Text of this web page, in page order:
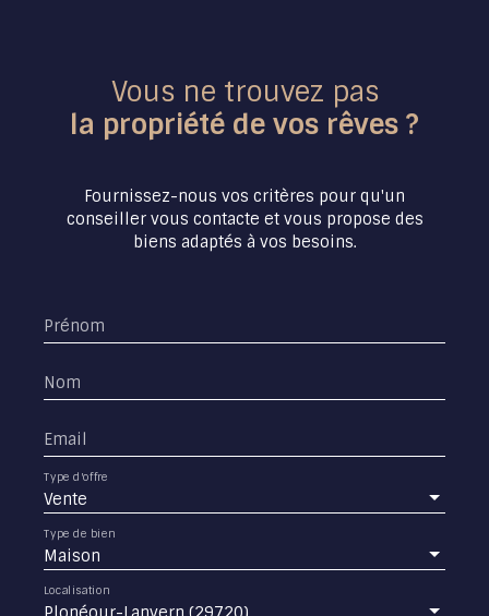
Vous ne trouvez pas
la propriété de vos rêves ?
Fournissez-nous vos critères pour qu'un
conseiller vous contacte et vous propose des
biens adaptés à vos besoins.
Prénom
Nom
Email
Vente
Type d'offre
Maison
Type de bien
Localisation